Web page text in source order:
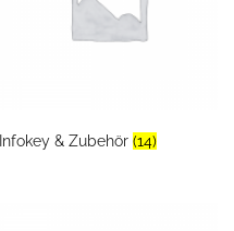
Infokey & Zubehör(14)